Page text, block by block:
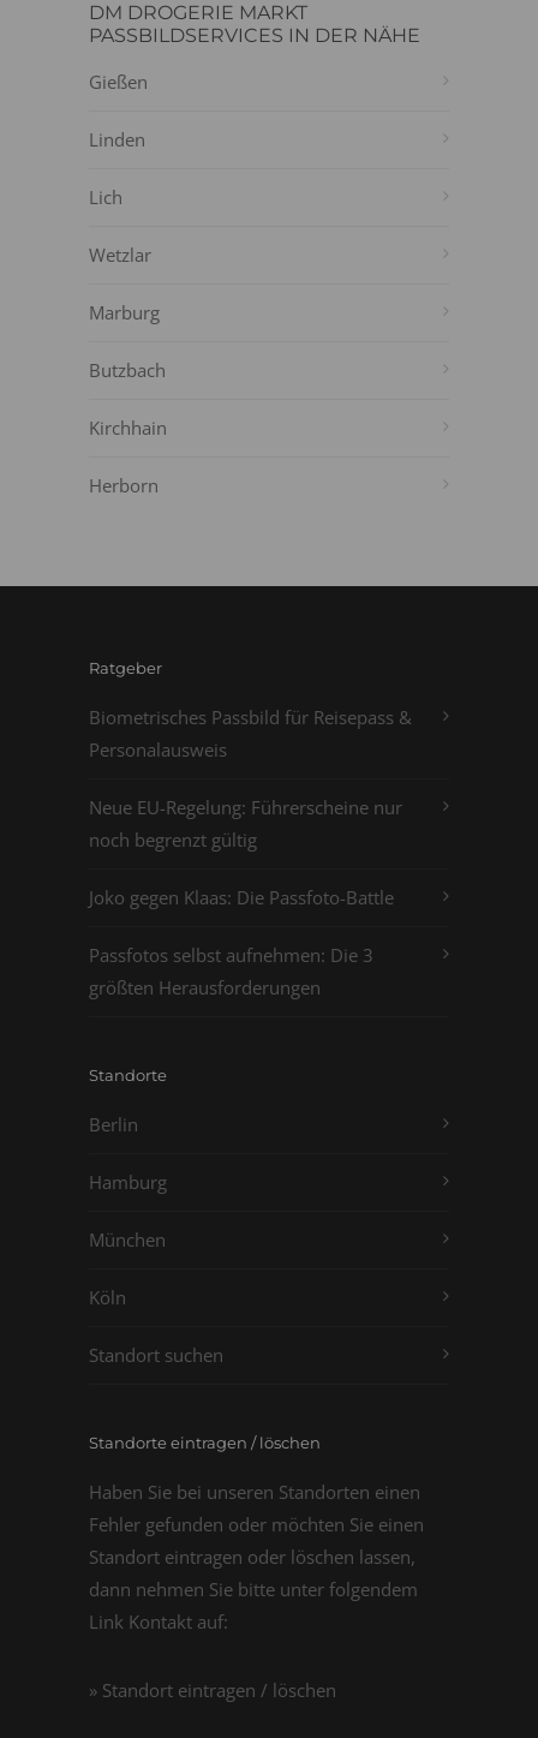
DM DROGERIE MARKT
PASSBILDSERVICES IN DER NÄHE
Gießen
Linden
Lich
Wetzlar
Marburg
Butzbach
Kirchhain
Herborn
Ratgeber
Biometrisches Passbild für Reisepass &
Personalausweis
Neue EU-Regelung: Führerscheine nur
noch begrenzt gültig
Joko gegen Klaas: Die Passfoto-Battle
Passfotos selbst aufnehmen: Die 3
größten Herausforderungen
Standorte
Berlin
Hamburg
München
Köln
Standort suchen
Standorte eintragen / löschen
Haben Sie bei unseren Standorten einen
Fehler gefunden oder möchten Sie einen
Standort eintragen oder löschen lassen,
dann nehmen Sie bitte unter folgendem
Link Kontakt auf:
» Standort eintragen / löschen